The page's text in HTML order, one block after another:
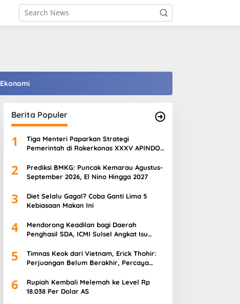
Ekonomi
Berita Populer
1
Tiga Menteri Paparkan Strategi
Pemerintah di Rakerkonas XXXV APINDO
2
Prediksi BMKG: Puncak Kemarau Agustus-
September 2026, El Nino Hingga 2027
3
Diet Selalu Gagal? Coba Ganti Lima 5
Kebiasaan Makan Ini
4
Mendorong Keadilan bagi Daerah
Penghasil SDA, ICMI Sulsel Angkat Isu
5
Timnas Keok dari Vietnam, Erick Thohir:
Perjuangan Belum Berakhir, Percaya
6
Rupiah Kembali Melemah ke Level Rp
18.038 Per Dolar AS